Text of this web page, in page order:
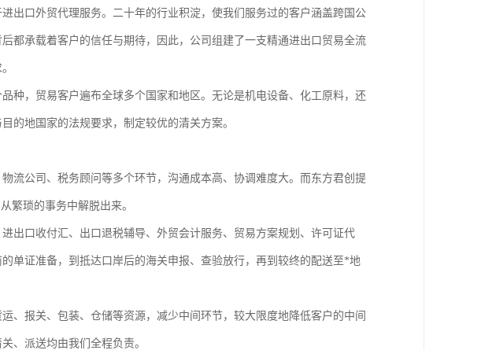
出口外贸代理服务。二十年的行业积淀，使我们服务过的客户涵盖跨国公
都承载着客户的信任与期待，因此，公司组建了一支精通进出口贸易全流
种，贸易客户遍布全球多个国家和地区。无论是机电设备、化工原料，还
的地国家的法规要求，制定较优的清关方案。
流公司、税务顾问等多个环节，沟通成本高、协调难度大。而东方君创提
繁琐的事务中解脱出来。
出口收付汇、出口退税辅导、外贸会计服务、贸易方案规划、许可证代
单证准备，到抵达口岸后的海关申报、查验放行，再到较终的配送至*地
、报关、包装、仓储等资源，减少中间环节，较大限度地降低客户的中间
、派送均由我们全程负责。